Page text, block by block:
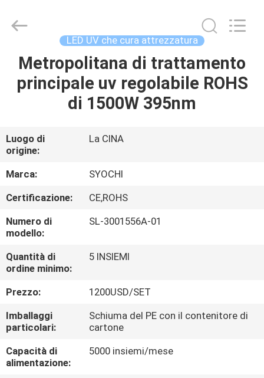
CASA
PRODOTTI
CIRCA
NOI
GIRO
DELLA
FABBRICA
CONTROLLO
DI
QUALITÀ
CONTATTICI
Syochi
Electronics
Reserved.
LED UV che cura attrezzatura
Metropolitana di trattamento
principale uv regolabile ROHS
di 1500W 395nm
Luogo di
origine:
La CINA
Marca:
SYOCHI
Certificazione:
CE,ROHS
Numero di
modello:
SL-3001556A-01
Quantità di
ordine minimo:
5 INSIEMI
Prezzo:
1200USD/SET
Imballaggi
particolari:
Schiuma del PE con il contenitore di
cartone
Capacità di
alimentazione:
5000 insiemi/mese